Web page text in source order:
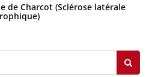
de Charcot (Sclérose latérale